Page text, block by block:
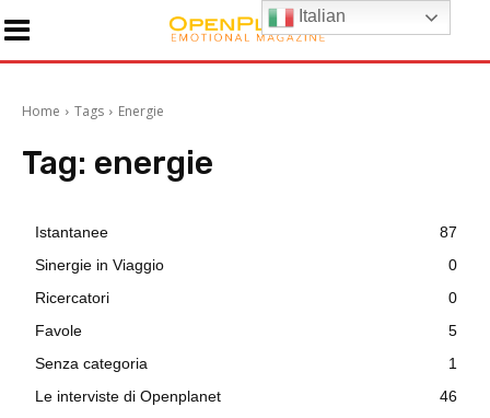
Home Tags Energie
Tag: energie
Istantanee
87
Sinergie in Viaggio
0
Ricercatori
0
Favole
5
Senza categoria
1
Le interviste di Openplanet
46
Italian